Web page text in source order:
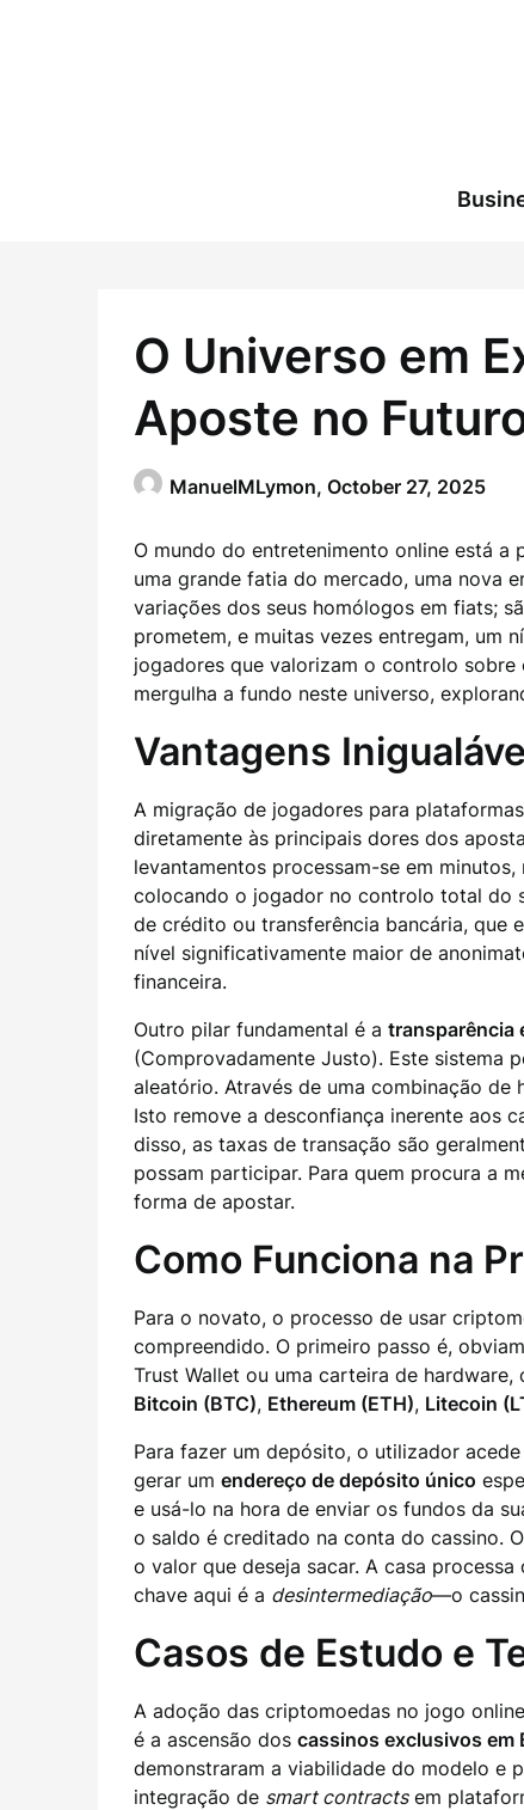
O Universo em
Aposte no
ManuelMLymon, October 27, 2025
O mundo do entretenimento online está a
uma grande fatia do mercado, uma nova
variações dos seus homólogos em fiats;
prometem, e muitas vezes entregam, um
jogadores que valorizam o controlo
mergulha a fundo neste universo,
Vantagens
A migração de jogadores para
diretamente às principais dores dos
levantamentos processam-se em
colocando o jogador no controlo total do
de crédito ou transferência bancária, que
nível significativamente maior de
financeira.
Outro pilar fundamental é a transparência
(Comprovadamente Justo). Este sistema
aleatório. Através de uma combinação
Isto remove a desconfiança inerente aos
disso, as taxas de transação são
possam participar. Para quem procura a
forma de apostar.
Como Funciona na
Para o novato, o processo de usar
compreendido. O primeiro passo é,
Trust Wallet ou uma carteira de
Bitcoin (BTC), Ethereum (ETH), Litecoin
Para fazer um depósito, o utilizador
gerar um endereço de depósito único
e usá-lo na hora de enviar os fundos da
o saldo é creditado na conta do cassino.
o valor que deseja sacar. A casa
chave aqui é a desintermediação—o
Casos de Estudo e
A adoção das criptomoedas no jogo
é a ascensão dos cassinos exclusivos em
demonstraram a viabilidade do modelo e
integração de smart contractsem